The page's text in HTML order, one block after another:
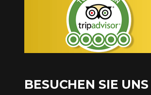
BESUCHEN SIE UNS